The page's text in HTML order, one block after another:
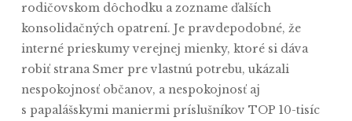
rodičovskom dôchodku a zozname ďalších
konsolidačných opatrení. Je pravdepodobné, že
interné prieskumy verejnej mienky, ktoré si dáva
robiť strana Smer pre vlastnú potrebu, ukázali
nespokojnosť občanov, a nespokojnosť aj
s papalášskymi maniermi príslušníkov TOP 10-tisíc